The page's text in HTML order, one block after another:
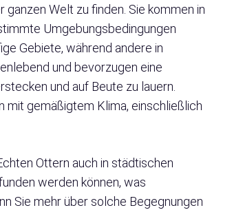
Welt zu finden. Sie kommen in
Umgebungsbedingungen
Gebiete, während andere in
und bevorzugen eine
und auf Beute zu lauern.
mit gemäßigtem Klima, einschließlich
Ottern auch in städtischen
werden können, was
Sie mehr über solche Begegnungen